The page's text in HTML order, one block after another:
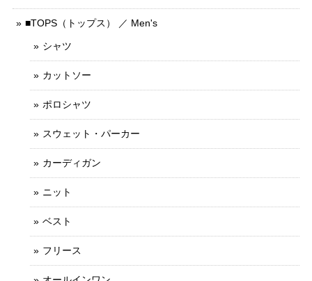
■TOPS（トップス） ／ Men's
シャツ
カットソー
ポロシャツ
スウェット・パーカー
カーディガン
ニット
ベスト
フリース